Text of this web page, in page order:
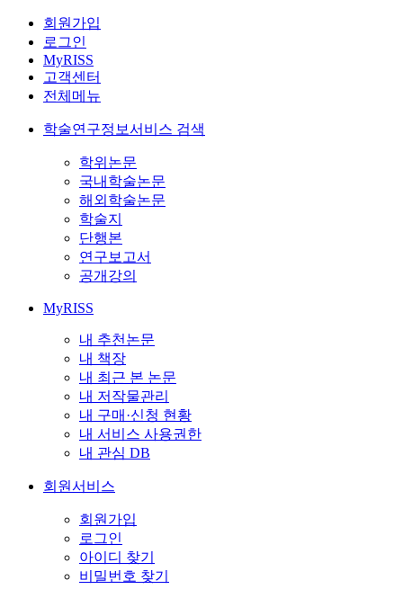
회원가입
로그인
MyRISS
고객센터
전체메뉴
학술연구정보서비스 검색
학위논문
국내학술논문
해외학술논문
학술지
단행본
연구보고서
공개강의
MyRISS
내 추천논문
내 책장
내 최근 본 논문
내 저작물관리
내 구매·신청 현황
내 서비스 사용권한
내 관심 DB
회원서비스
회원가입
로그인
아이디 찾기
비밀번호 찾기